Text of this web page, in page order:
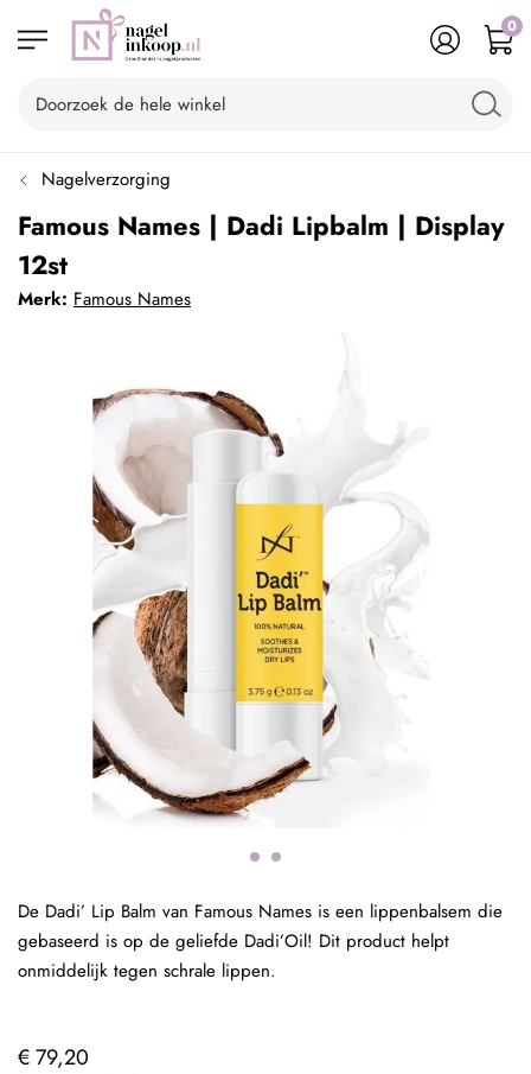
0
Nagelverzorging
Famous Names | Dadi Lipbalm | Display
12st
Merk: Famous Names
€ 79,20
De Dadi’ Lip Balm van Famous Names is een lippenbalsem die
gebaseerd is op de geliefde Dadi’Oil! Dit product helpt
onmiddelijk tegen schrale lippen.